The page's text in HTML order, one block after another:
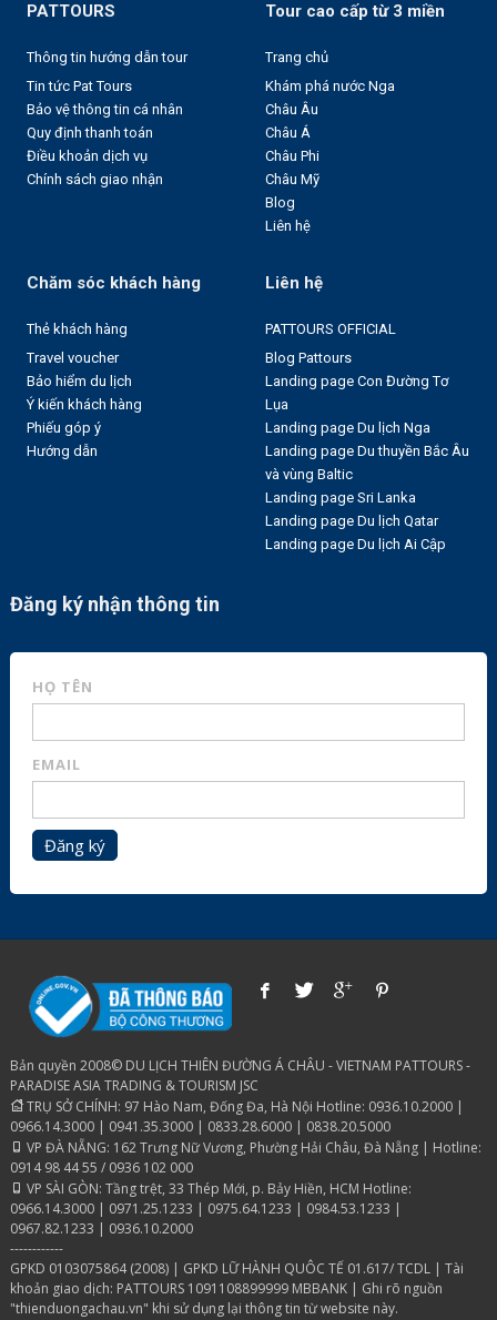
PATTOURS
Thông tin hướng dẫn tour
Tin tức Pat Tours
Bảo vệ thông tin cá nhân
Quy định thanh toán
Điều khoản dịch vụ
Chính sách giao nhận
Tour cao cấp từ 3 miền
Trang chủ
Khám phá nước Nga
Châu Âu
Châu Á
Châu Phi
Châu Mỹ
Blog
Liên hệ
Chăm sóc khách hàng
Thẻ khách hàng
Travel voucher
Bảo hiểm du lịch
Ý kiến khách hàng
Phiếu góp ý
Hướng dẫn
Liên hệ
PATTOURS OFFICIAL
Blog Pattours
Landing page Con Đường Tơ
Lụa
Landing page Du lịch Nga
Landing page Du thuyền Bắc Âu
và vùng Baltic
Landing page Sri Lanka
Landing page Du lịch Qatar
Landing page Du lịch Ai Cập
Đăng ký nhận thông tin
HỌ TÊN
EMAIL
Đăng ký
Bản quyền 2008© DU LỊCH THIÊN ĐƯỜNG Á CHÂU - VIETNAM PATTOURS -
PARADISE ASIA TRADING & TOURISM JSC
TRỤ SỞ CHÍNH: 97 Hào Nam, Đống Đa, Hà Nội Hotline: 0936.10.2000 |
0966.14.3000 | 0941.35.3000 | 0833.28.6000 | 0838.20.5000
VP ĐÀ NẴNG: 162 Trưng Nữ Vương, Phường Hải Châu, Đà Nẵng | Hotline:
0914 98 44 55 / 0936 102 000
VP SÀI GÒN: Tầng trệt, 33 Thép Mới, p. Bảy Hiền, HCM Hotline:
0966.14.3000 | 0971.25.1233 | 0975.64.1233 | 0984.53.1233 |
0967.82.1233 | 0936.10.2000
------------
GPKD 0103075864 (2008) | GPKD LỮ HÀNH QUÔC TẾ 01.617/ TCDL | Tài
khoản giao dịch: PATTOURS 1091108899999 MBBANK | Ghi rõ nguồn
"thienduongachau.vn" khi sử dụng lại thông tin từ website này.